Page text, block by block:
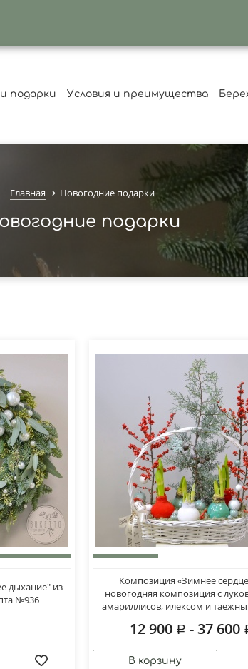
подарки Условия и преимущества
Главная Новогодние подарки
подарки
дыхание" из
№936
Композиция «Зимнее
новогодняя композиция с
амариллисов, илексом и
12 900 - 37 600